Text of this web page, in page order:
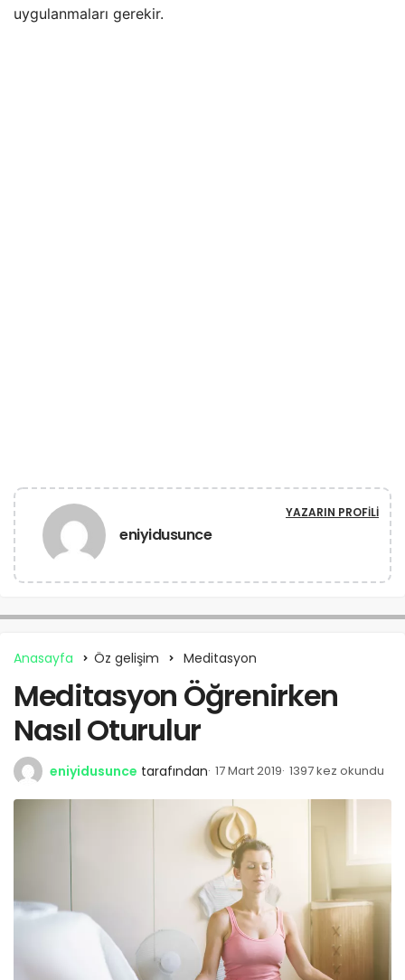
uygulanmaları gerekir.
eniyidusunce
YAZARIN PROFILI
Anasayfa Öz gelişim Meditasyon
Meditasyon Öğrenirken
Nasıl Oturulur
eniyidusunce tarafından 17 Mart 2019 1397 kez okundu